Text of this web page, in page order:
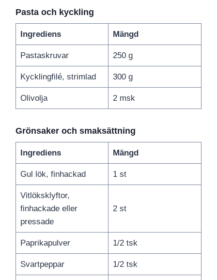
Pasta och kyckling
Ingrediens Mängd
Pastaskruvar 250 g
Kycklingfilé, strimlad 300 g
Olivolja 2 msk
Grönsaker och smaksättning
Ingrediens Mängd
Gul lök, finhackad 1 st
Vitlöksklyftor,
finhackade eller
pressade
2 st
Paprikapulver 1/2 tsk
Svartpeppar 1/2 tsk